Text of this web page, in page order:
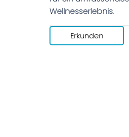
Wellnesserlebnis.
Erkunden